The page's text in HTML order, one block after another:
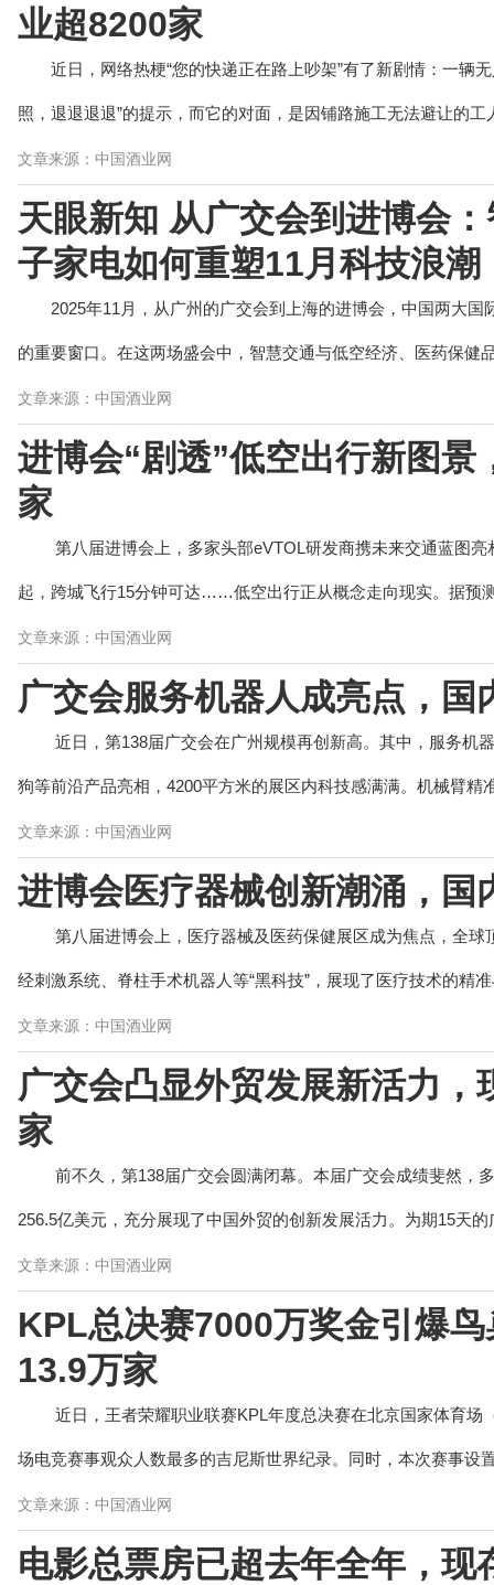
业超8200家
近日，网络热梗“您的快递正在路上吵架”有了新剧情：一辆
照，退退退退”的提示，而它的对面，是因铺路施工无法避让的
文章来源：中国酒业网
天眼新知 从广交会到进博会
子家电如何重塑11月科技浪潮
2025年11月，从广州的广交会到上海的进博会，中国两大
的重要窗口。在这两场盛会中，智慧交通与低空经济、医药保健
文章来源：中国酒业网
进博会“剧透”低空出行新图
家
第八届进博会上，多家头部eVTOL研发商携未来交通蓝图
起，跨城飞行15分钟可达……低空出行正从概念走向现实。据预
文章来源：中国酒业网
广交会服务机器人成亮点，
近日，第138届广交会在广州规模再创新高。其中，服务机
狗等前沿产品亮相，4200平方米的展区内科技感满满。机械臂精
文章来源：中国酒业网
进博会医疗器械创新潮涌，国
第八届进博会上，医疗器械及医药保健展区成为焦点，全
经刺激系统、脊柱手术机器人等“黑科技”，展现了医疗技术的精
文章来源：中国酒业网
广交会凸显外贸发展新活力
家
前不久，第138届广交会圆满闭幕。本届广交会成绩斐然，
256.5亿美元，充分展现了中国外贸的创新发展活力。为期15天的
文章来源：中国酒业网
KPL总决赛7000万奖金引爆
13.9万家
近日，王者荣耀职业联赛KPL年度总决赛在北京国家体育
场电竞赛事观众人数最多的吉尼斯世界纪录。同时，本次赛事设
文章来源：中国酒业网
电影总票房已超去年全年，